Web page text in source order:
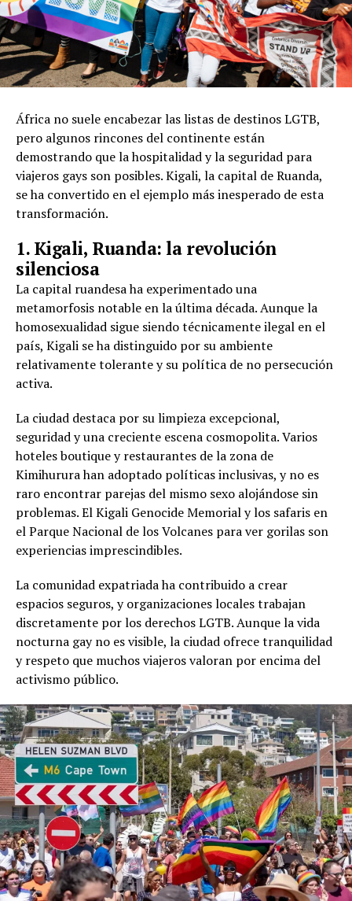
África no suele encabezar las listas de destinos LGTB,
pero algunos rincones del continente están
demostrando que la hospitalidad y la seguridad para
viajeros gays son posibles. Kigali, la capital de Ruanda,
se ha convertido en el ejemplo más inesperado de esta
transformación.
1. Kigali, Ruanda: la revolución
silenciosa
La capital ruandesa ha experimentado una
metamorfosis notable en la última década. Aunque la
homosexualidad sigue siendo técnicamente ilegal en el
país, Kigali se ha distinguido por su ambiente
relativamente tolerante y su política de no persecución
activa.
La ciudad destaca por su limpieza excepcional,
seguridad y una creciente escena cosmopolita. Varios
hoteles boutique y restaurantes de la zona de
Kimihurura han adoptado políticas inclusivas, y no es
raro encontrar parejas del mismo sexo alojándose sin
problemas. El Kigali Genocide Memorial y los safaris en
el Parque Nacional de los Volcanes para ver gorilas son
experiencias imprescindibles.
La comunidad expatriada ha contribuido a crear
espacios seguros, y organizaciones locales trabajan
discretamente por los derechos LGTB. Aunque la vida
nocturna gay no es visible, la ciudad ofrece tranquilidad
y respeto que muchos viajeros valoran por encima del
activismo público.